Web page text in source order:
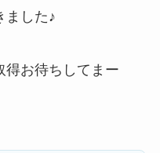
ました♪
得お待ちしてまー